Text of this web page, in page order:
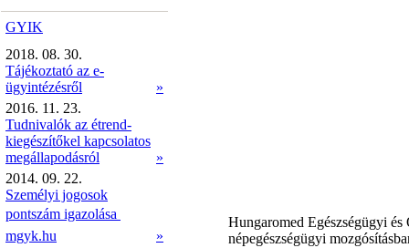
GYIK
2018. 08. 30.
Tájékoztató az e-
ügyintézésről
»
2016. 11. 23.
Tudnivalók az étrend-
kiegészítőkel kapcsolatos
megállapodásról
»
2014. 09. 22.
Személyi jogosok
pontszám igazolása 
mgyk.hu
»
Hungaromed Egészségügyi
népegészségügyi